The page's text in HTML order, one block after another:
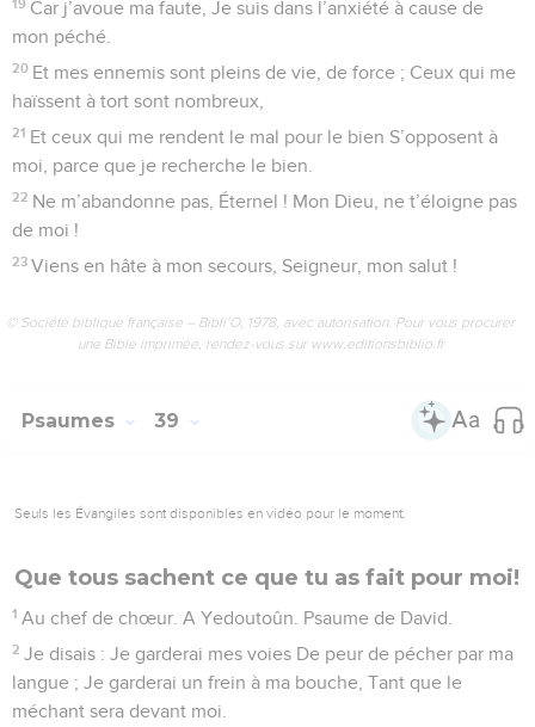
19 Car j’avoue ma faute, Je suis dans l’anxiété à cause de
mon péché.
20 Et mes ennemis sont pleins de vie, de force ; Ceux qui me
haïssent à tort sont nombreux,
21 Et ceux qui me rendent le mal pour le bien S’opposent à
moi, parce que je recherche le bien.
22 Ne m’abandonne pas, Éternel ! Mon Dieu, ne t’éloigne pas
de moi !
23 Viens en hâte à mon secours, Seigneur, mon salut !
© Société biblique française – Bibli’O, 1978, avec autorisation. Pour vous procurer
une Bible imprimée, rendez-vous sur www.editionsbiblio.fr
Psaumes 39
Seuls les Évangiles sont disponibles en vidéo pour le moment.
Que tous sachent ce que tu as fait pour moi!
1 Au chef de chœur. A Yedoutoûn. Psaume de David.
2 Je disais : Je garderai mes voies De peur de pécher par ma
langue ; Je garderai un frein à ma bouche, Tant que le
méchant sera devant moi.